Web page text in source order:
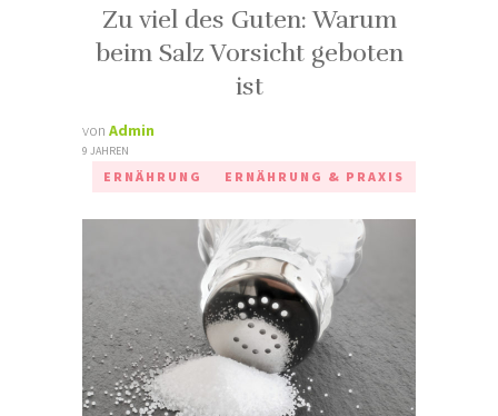
Zu viel des Guten: Warum
beim Salz Vorsicht geboten
ist
von Admin
9 JAHREN
ERNÄHRUNG ERNÄHRUNG & PRAXIS